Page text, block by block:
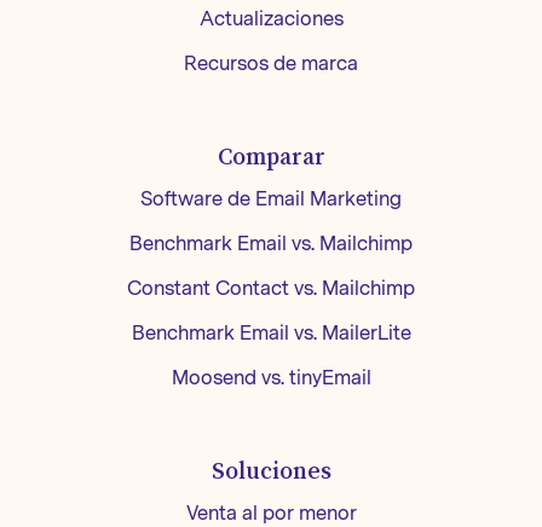
Actualizaciones
Recursos de marca
Comparar
Software de Email Marketing
Benchmark Email vs. Mailchimp
Constant Contact vs. Mailchimp
Benchmark Email vs. MailerLite
Moosend vs. tinyEmail
Soluciones
Venta al por menor